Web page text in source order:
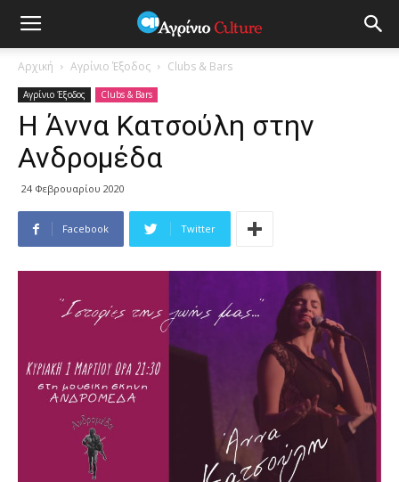
Αρχική Αγρίνιο Έξοδος Clubs & Bars
Αγρίνιο Έξοδος Clubs & Bars
Η Άννα Κατσούλη στην
Ανδρομέδα
24 Φεβρουαρίου 2020
Facebook Twitter